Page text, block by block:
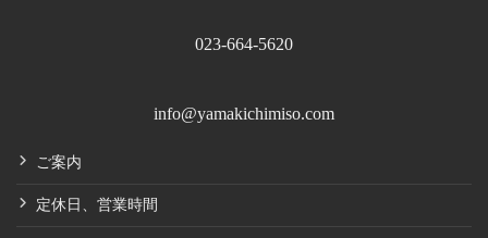
023-664-5620
info@yamakichimiso.com
ご案内
定休日、営業時間